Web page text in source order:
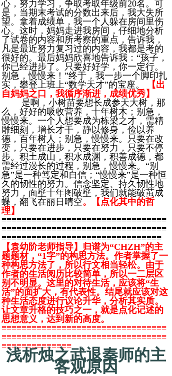
心，努力学习，争取考取年级前20名。可
是，当期末考试的分数出来后，我大失所
望。拿着成绩单，我一个人躲在房间里伤
心。这时，妈妈走进我房间，仔细地分析
了试卷的内容和所考察的重点，告诉我，
凡是最近努力复习过的内容，我都是考的
很好的。最后妈妈欣喜地告诉我：“孩子，
你已经进步了。只要好好学，你一定行。
别急，慢慢来！”终于，我一步一个脚印扎
实，攀登上班上“数学天才”的宝座。
【出
自妈妈之口，我循序渐进，成绩优秀】
是啊，小树苗要想长成参天大树，那
么，好好的吸收营养，十年树木；别急，
慢慢来。一个人想要成为栋梁之才，需精
雕细刻，增长才干，静以修身，俭以养
德，百年树人；别急，慢慢来。只要在改
变，只要在进步，只要在努力，只要不停
步。积土成山，积水成渊，积善成德，都
需经过漫长的过程，别急，慢慢来。“别
急”是一种笃定和自信；“慢慢来”是一种恒
久的韧性的努力。信念坚定、持久韧性地
努力，面壁十年图破壁，我们就能破茧成
蝶，翻飞在丽日晴空。【点化其中的哲
理】
≡≡≡≡≡≡≡≡≡≡≡≡≡≡≡≡≡≡≡≡≡≡≡≡≡≡≡≡≡≡≡≡≡
≡≡≡≡≡≡≡≡≡≡≡≡≡≡≡≡≡≡≡≡≡≡≡≡≡≡≡≡≡≡≡≡≡
≡≡≡≡≡≡≡≡≡≡≡≡≡≡≡≡≡≡≡≡≡≡≡≡≡≡≡≡≡≡≡≡
【袁幼阶老师指导】 归谱为“CHZH”的主
题题材，“1字”的构思方法。作者掌握了一
种构思方法了，所以行文相当轻松。由于
作者的生活阅历比较简单，所以一二层区
别不明显。这里的对待生活，应该将“生
活”的面扩大，有代表性。结尾就应该对这
种生活态度进行议论升华，分析其实质。
让文章升格的技巧之一，就是点化记述的
思想意义，达到新的高度。
≡≡≡≡≡≡≡≡≡≡≡≡≡≡≡≡≡≡≡≡≡≡≡≡≡≡≡≡≡≡≡≡≡
≡≡≡≡≡≡≡≡≡≡≡≡≡≡≡≡≡≡≡≡≡≡≡≡≡≡≡≡≡≡≡≡≡
≡≡≡≡≡≡≡≡≡≡≡≡≡≡
浅析烛之武退秦师的主
客观原因